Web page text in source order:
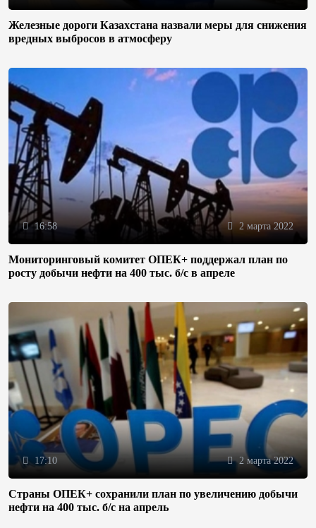
Железные дороги Казахстана назвали меры для снижения
вредных выбросов в атмосферу
16:58 2 марта 2022
Мониторинговый комитет ОПЕК+ поддержал план по
росту добычи нефти на 400 тыс. б/с в апреле
17:10 2 марта 2022
Страны ОПЕК+ сохранили план по увеличению добычи
нефти на 400 тыс. б/с на апрель